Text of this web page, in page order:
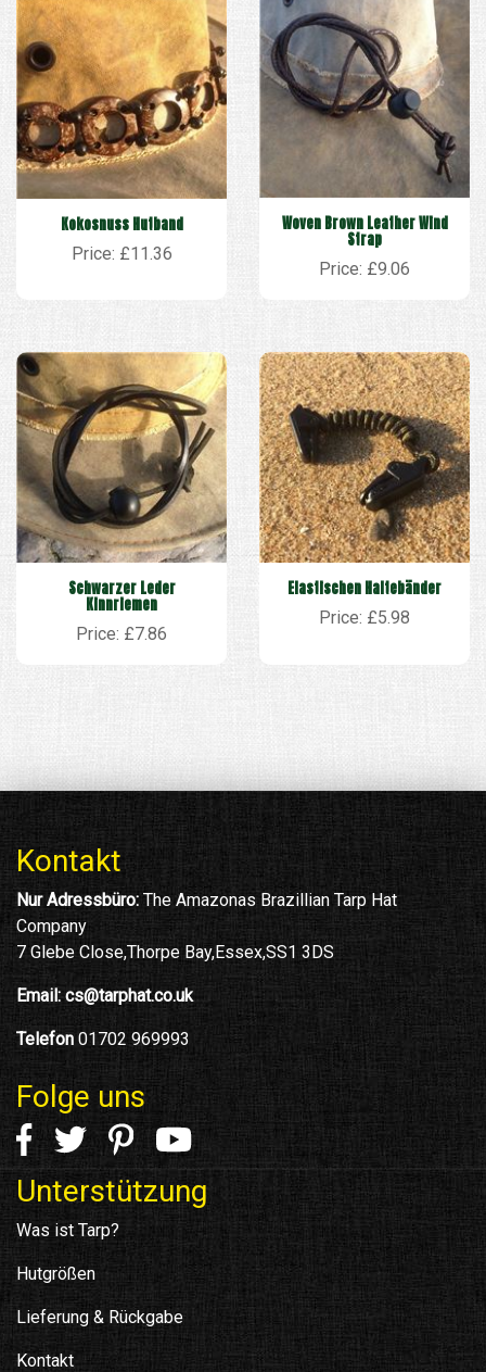
Kokosnuss Hutband
Price: £11.36
Woven Brown Leather Wind
Strap
Price: £9.06
Schwarzer Leder
Kinnriemen
Price: £7.86
Elastischen Haltebänder
Price: £5.98
Kontakt
Nur Adressbüro: The Amazonas Brazillian Tarp Hat
Company
7 Glebe Close,Thorpe Bay,Essex,SS1 3DS
Email:cs@tarphat.co.uk
Telefon 01702 969993
Folge uns
Unterstützung
Was ist Tarp?
Hutgrößen
Lieferung & Rückgabe
Kontakt